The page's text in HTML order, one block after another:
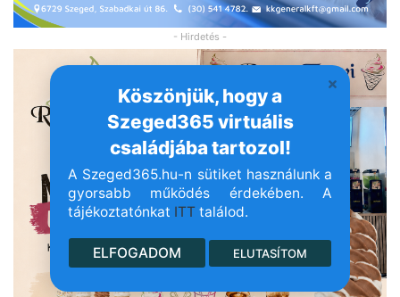
Köszönjük, hogy a
Szeged365 virtuális
családjába tartozol!
A Szeged365.hu-n sütiket használunk a
gyorsabb működés érdekében. A
tájékoztatónkat ITT találod.
ELFOGADOM ELUTASÍTOM
- Hirdetés -